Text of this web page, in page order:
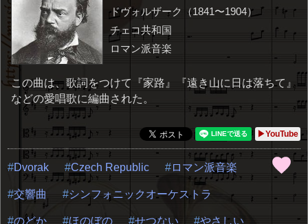
ドヴォルザーク（1841〜1904）
チェコ共和国
ロマン派音楽
この曲は、歌詞をつけて『家路』『遠き山に日は落ちて』
などの愛唱歌に編曲された。
▶YouTube
Dvorak Czech Republic ロマン派音楽
交響曲 シンフォニックオーケストラ
のどか ほのぼの せつない やさしい